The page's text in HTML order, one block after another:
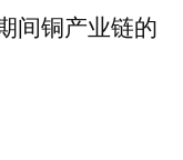
间铜产业链的